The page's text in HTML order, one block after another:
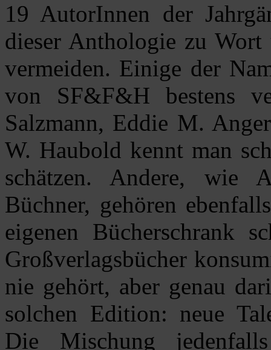
19 AutorInnen der
dieser Anthologie zu Wort
vermeiden. Einige der
von SF&F&H bestens
Salzmann, Eddie M.
W. Haubold kennt man
schätzen. Andere, wie
Büchner, gehören
eigenen Bücherschrank
Großverlagsbücher
nie gehört, aber genau
solchen Edition: neue
Die Mischung